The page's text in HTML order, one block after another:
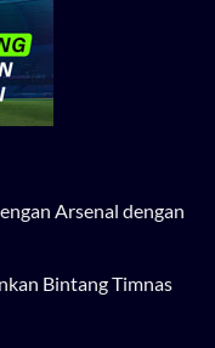
Arsenal dengan
Bintang Timnas